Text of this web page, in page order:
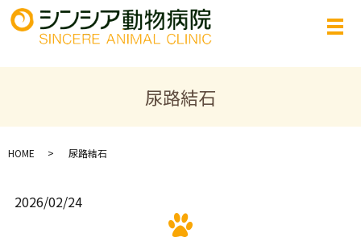
尿路結石
HOME 尿路結石
2026/02/24